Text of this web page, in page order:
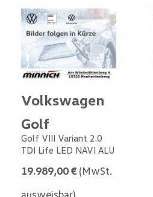
Volkswagen
Golf
Golf VIII Variant 2.0
TDI Life LED NAVI ALU
19.989,00 € (MwSt.